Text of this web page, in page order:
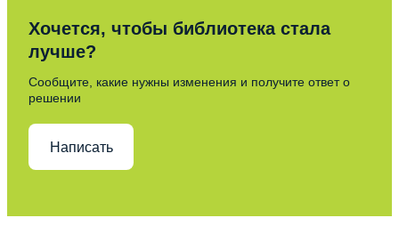
Хочется, чтобы библиотека стала
лучше?
Сообщите, какие нужны изменения и получите ответ о
решении
Написать